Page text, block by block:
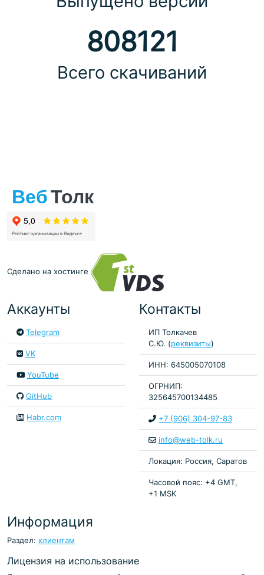
808121
Всего скачиваний
Сделано на хостинге
Аккаунты
Telegram
VK
YouTube
GitHub
Habr.com
Контакты
ИП Толкачев
С.Ю. (реквизиты)
ИНН: 645005070108
ОГРНИП:
325645700134485
+7 (906) 304-97-83
info@web-tolk.ru
Локация: Россия, Саратов
Часовой пояс: +4 GMT,
+1 MSK
Информация
Раздел: клиентам
Лицензия на использование